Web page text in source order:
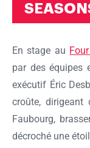
En stage au
par des équipes
exécutif Éric
croûte, dirigeant
Faubourg,
décroché une